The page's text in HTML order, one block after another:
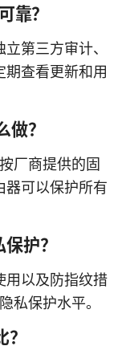
靠？
第三方审计、
期查看更新和用
？
厂商提供的固
器可以保护所有
护？
用以及防指纹措
私保护水平。